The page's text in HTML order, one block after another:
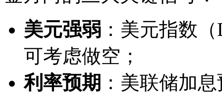
美元强弱 ：美元指数
可考虑做空；
利率预期 ：美联储加